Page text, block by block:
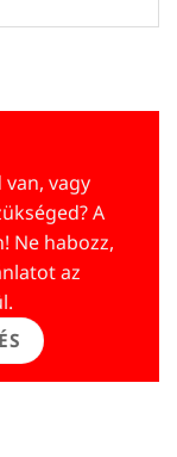
vagy
A
Ne habozz,
az